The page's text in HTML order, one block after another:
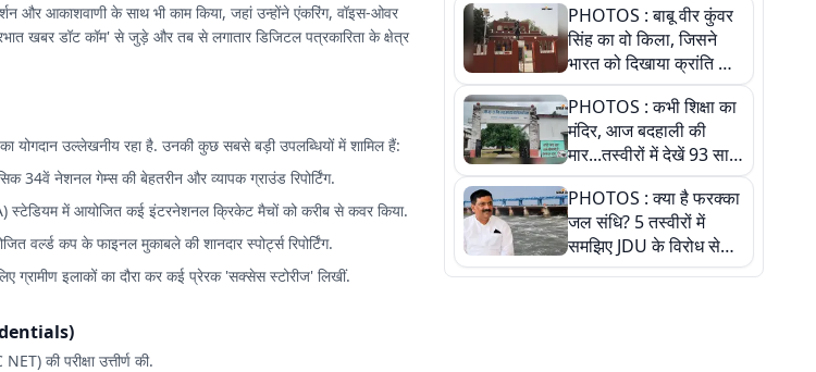
और आकाशवाणी के साथ भी काम किया, जहां उन्होंने एंकरिंग, वॉइस-ओवर
खबर डॉट कॉम' से जुड़े और तब से लगातार डिजिटल पत्रकारिता के क्षेत्र
का योगदान उल्लेखनीय रहा है. उनकी कुछ सबसे बड़ी उपलब्धियों में शामिल हैं:
34वें नेशनल गेम्स की बेहतरीन और व्यापक ग्राउंड रिपोर्टिंग.
स्टेडियम में आयोजित कई इंटरनेशनल क्रिकेट मैचों को करीब से कवर किया.
वर्ल्ड कप के फाइनल मुकाबले की शानदार स्पोर्ट्स रिपोर्टिंग.
ग्रामीण इलाकों का दौरा कर कई प्रेरक 'सक्सेस स्टोरीज' लिखीं.
की परीक्षा उत्तीर्ण की.
PHOTOS : बाबू वीर कुंवर
सिंह का वो किला, जिसने
भारत को दिखाया क्रांति का
रास्ता: तस्वीरों में देखिए
PHOTOS : कभी शिक्षा का
मंदिर, आज बदहाली की
मार...तस्वीरों में देखें 93 साल
पुराने इस हाई स्कूल की
हकीकत
PHOTOS : क्या है फरक्का
जल संधि? 5 तस्वीरों में
समझिए JDU के विरोध से
लेकर बिहार पर असर तक